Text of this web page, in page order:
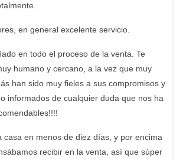
en general excelente servicio.
en todo el proceso de la venta. Te
humano y cercano, a la vez que muy
han sido muy fieles a sus compromisos y
informados de cualquier duda que nos ha
casa en menos de diez días, y por encima
recibir en la venta, así que súper